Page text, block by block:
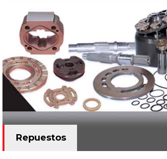
Repuestos
Repuestos